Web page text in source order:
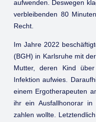
aufwenden. Deswegen
verbleibenden 80
Recht.
Im Jahre 2022
(BGH) in Karlsruhe mit
Mutter, deren Kind
Infektion aufwies.
einem Ergotherapeuten
ihr ein Ausfallhonorar
zahlen wollte.